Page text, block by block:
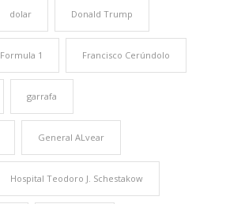
dolar Donald Trump
Formula 1 Francisco Cerúndolo
garrafa
General ALvear
Hospital Teodoro J. Schestakow